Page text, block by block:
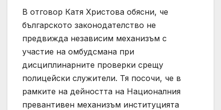
В отговор Катя Христова обясни, че
българското законодателство не
предвижда независим механизъм с
участие на омбудсмана при
дисциплинарните проверки срещу
полицейски служители. Тя посочи, че в
рамките на дейността на Националния
превантивен механизъм институцията